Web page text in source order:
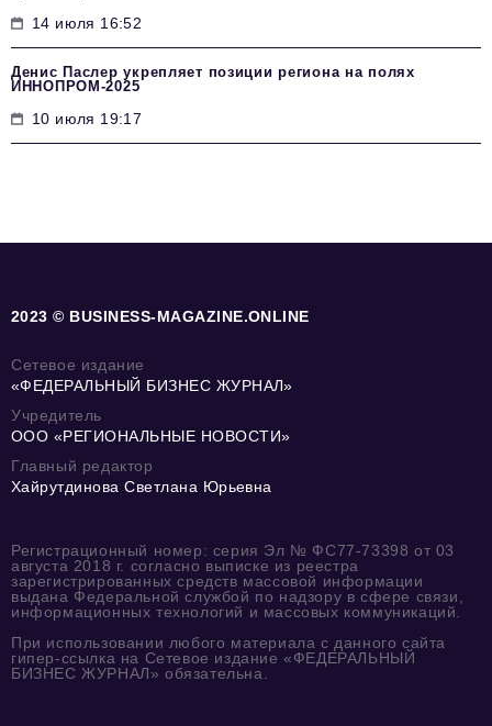
14 июля 16:52
Денис Паслер укрепляет позиции региона на полях
ИННОПРОМ-2025
10 июля 19:17
2023 © BUSINESS-MAGAZINE.ONLINE
Сетевое издание
«ФЕДЕРАЛЬНЫЙ БИЗНЕС ЖУРНАЛ»
Учредитель
ООО «РЕГИОНАЛЬНЫЕ НОВОСТИ»
Главный редактор
Хайрутдинова Светлана Юрьевна
Регистрационный номер: серия Эл № ФС77-73398 от 03
августа 2018 г. согласно выписке из реестра
зарегистрированных средств массовой информации
выдана Федеральной службой по надзору в сфере связи,
информационных технологий и массовых коммуникаций.
При использовании любого материала с данного сайта
гипер-ссылка на Сетевое издание «ФЕДЕРАЛЬНЫЙ
БИЗНЕС ЖУРНАЛ» обязательна.